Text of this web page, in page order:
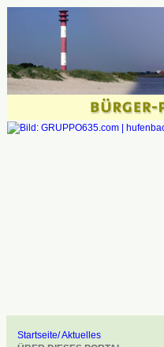
Startseite/ Aktuelles